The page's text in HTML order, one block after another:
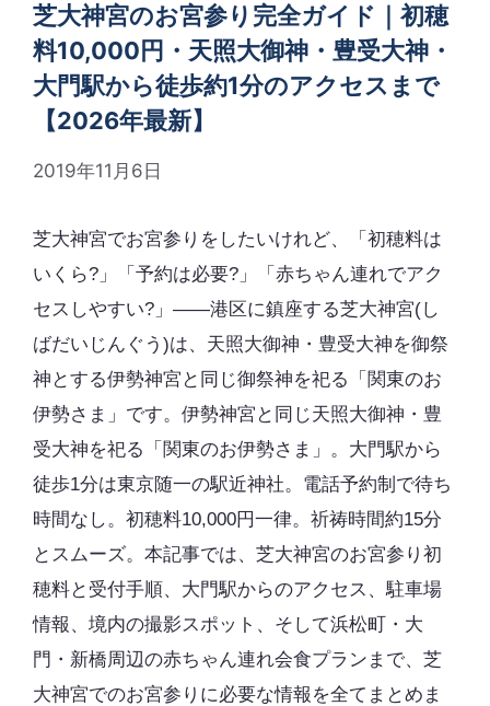
芝大神宮のお宮参り完全ガイド｜初穂
料10,000円・天照大御神・豊受大神・
大門駅から徒歩約1分のアクセスまで
【2026年最新】
2019年11月6日
芝大神宮でお宮参りをしたいけれど、「初穂料は
いくら?」「予約は必要?」「赤ちゃん連れでアク
セスしやすい?」――港区に鎮座する芝大神宮(し
ばだいじんぐう)は、天照大御神・豊受大神を御祭
神とする伊勢神宮と同じ御祭神を祀る「関東のお
伊勢さま」です。伊勢神宮と同じ天照大御神・豊
受大神を祀る「関東のお伊勢さま」。大門駅から
徒歩1分は東京随一の駅近神社。電話予約制で待ち
時間なし。初穂料10,000円一律。祈祷時間約15分
とスムーズ。本記事では、芝大神宮のお宮参り初
穂料と受付手順、大門駅からのアクセス、駐車場
情報、境内の撮影スポット、そして浜松町・大
門・新橋周辺の赤ちゃん連れ会食プランまで、芝
大神宮でのお宮参りに必要な情報を全てまとめま